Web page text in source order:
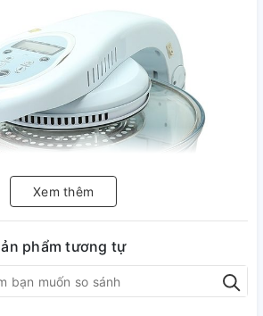
Xem thêm
phẩm tương tự